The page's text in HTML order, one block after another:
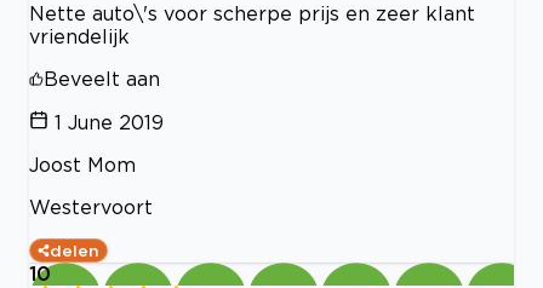
Nette auto\'s voor scherpe prijs en zeer klant
vriendelijk
Beveelt aan
1 June 2019
Joost Mom
Westervoort
delen
10